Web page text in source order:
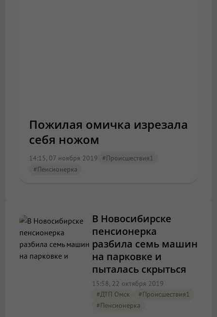
Пожилая омичка изрезала
себя ножом
14:15, 07 ноября 2019 #Происшествия1
#пенсионерка
В Новосибирске
пенсионерка
разбила семь машин
на парковке и
пыталась скрыться
15:58, 22 октября 2019
#ДТП Омск
#Происшествия1
#пенсионерка